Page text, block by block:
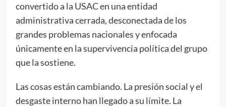
convertido a la USAC en una entidad
administrativa cerrada, desconectada de los
grandes problemas nacionales y enfocada
únicamente en la supervivencia política del grupo
que la sostiene.
Las cosas están cambiando. La presión social y el
desgaste interno han llegado a su límite. La